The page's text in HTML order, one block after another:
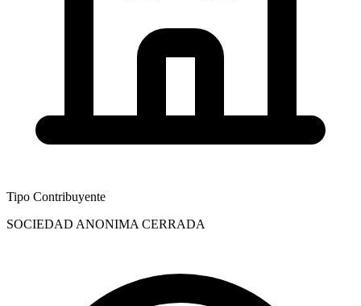
Tipo Contribuyente
SOCIEDAD ANONIMA CERRADA